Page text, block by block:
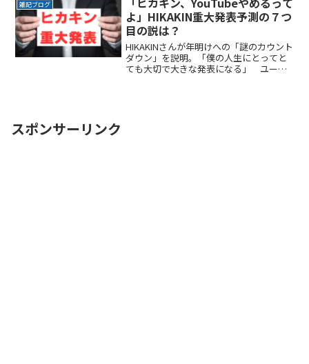
熱狂した4号機時代の銘機の登場までもう
しばらくです！
雑記ブログ
よ」HIKAKIN重大発表予測の７つ
目の説は？
HIKAKINさんが年明けへの「謎のカウント
ダウン」を説明。「僕の人生にとってと
ても大切で大きな発表になる」 ユーチ
スポンサーリンク